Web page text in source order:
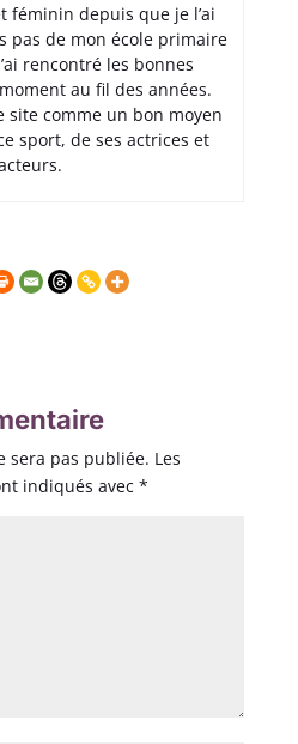
féminin depuis que je l’ai
pas de mon école primaire
rencontré les bonnes
au fil des années.
site comme un bon moyen
sport, de ses actrices et
sera pas publiée. Les
indiqués avec *